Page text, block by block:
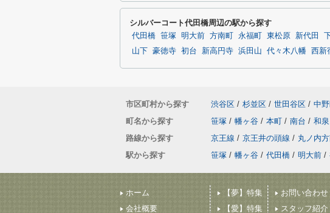
シルバーコート代田橋周辺の駅から探す
代田橋 笹塚 明大前 方南町 永福町 東松原 新代田
山下
豪徳寺 初台 新高円寺 浜田山 代々木八幡 西新
市区町村から探す 渋谷区 / 杉並区 / 世田谷区 / 中
町名から探す
笹塚 / 幡ヶ谷 / 本町 / 南台 / 和泉
路線から探す
京王線 / 京王井の頭線 / 丸ノ内
駅から探す
笹塚 / 幡ヶ谷 / 代田橋 / 明大前 /
ホーム
会社概要
【夢】特集
【愛】特集
お問い合わせ
スタッフ紹介